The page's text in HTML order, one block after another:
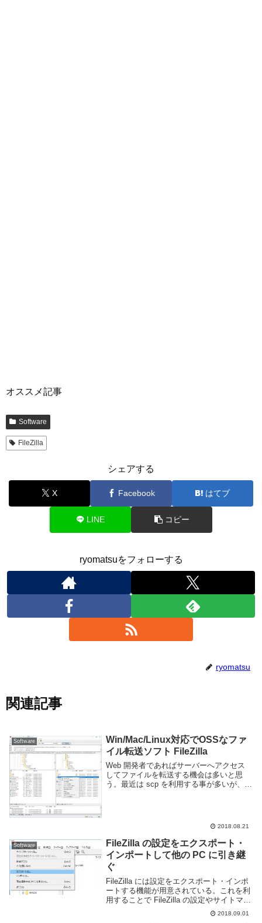
オススメ記事
Software
FileZilla
シェアする
X Facebook はてブ
LINE コピー
ryomatsuをフォローする
ryomatsu
関連記事
Software
Win/Mac/Linux対応でOSSなファ
イル転送ソフト FileZilla
Web 開発者であればサーバーへアクセス
してファイルを転送する機会は多いと思
う。最近は scp を利用する事が多いが、コ
2018.08.21
Software
FileZilla の設定をエクスポート・
インポートして他の PC に引き継
ぐ
FileZilla には設定をエクスポート・インポ
ートする機能が用意されている。これを利
用することで FileZilla の設定やサイトマネ
ージャーなどの登録内容を他の PC へ移動
する事が可能だ。早速試してみよう。
2018.09.01